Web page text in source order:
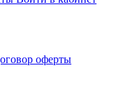
оферты